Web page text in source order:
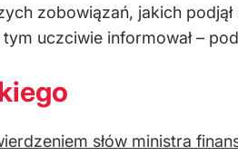
zobowiązań, jakich
uczciwie informował –
słów ministra